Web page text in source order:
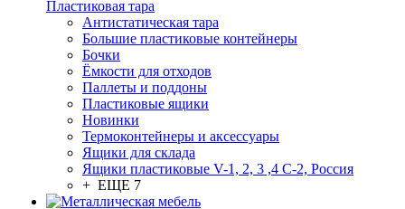
Пластиковая тара
Антистатическая тара
Большие пластиковые контейнеры
Бочки
Ёмкости для отходов
Паллеты и поддоны
Пластиковые ящики
Новинки
Термоконтейнеры и аксессуары
Ящики для склада
Ящики пластиковые V-1, 2, 3 ,4 С-2, Россия
+ ЕЩЕ 7